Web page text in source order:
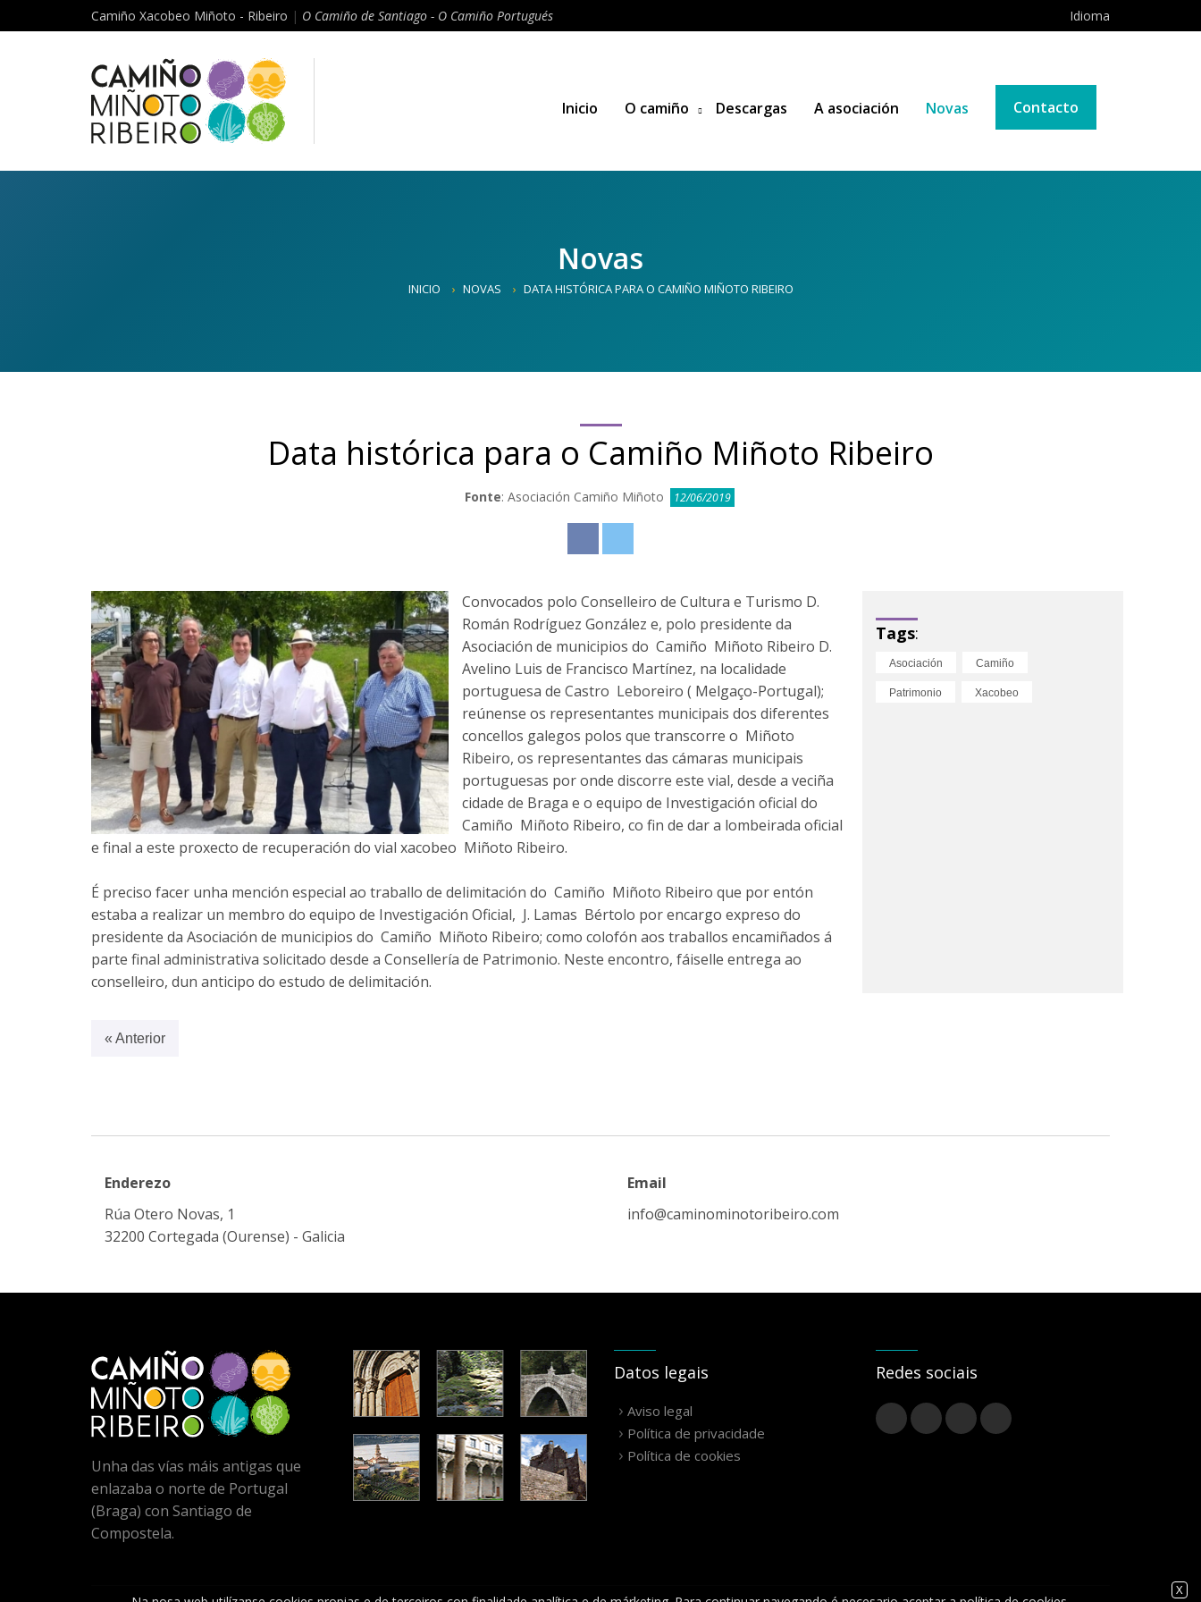
Camiño Xacobeo Miñoto - Ribeiro | O Camiño de Santiago - O Camiño Portugués Idioma
Inicio O camiño Descargas A asociación Novas Contacto
Novas
INICIO NOVAS DATA HISTÓRICA PARA O CAMIÑO MIÑOTO RIBEIRO
Data histórica para o Camiño Miñoto Ribeiro
Fonte: Asociación Camiño Miñoto 12/06/2019
Convocados polo Conselleiro de Cultura e Turismo D.
Román Rodríguez González e, polo presidente da
Asociación de municipios do Camiño Miñoto Ribeiro D.
Avelino Luis de Francisco Martínez, na localidade
portuguesa de Castro Leboreiro ( Melgaço-Portugal);
reúnense os representantes municipais dos diferentes
concellos galegos polos que transcorre o Miñoto
Ribeiro, os representantes das cámaras municipais
portuguesas por onde discorre este vial, desde a veciña
cidade de Braga e o equipo de Investigación oficial do
Camiño Miñoto Ribeiro, co fin de dar a lombeirada oficial
e final a este proxecto de recuperación do vial xacobeo Miñoto Ribeiro.
É preciso facer unha mención especial ao traballo de delimitación do Camiño Miñoto Ribeiro que por entón
estaba a realizar un membro do equipo de Investigación Oficial, J. Lamas Bértolo por encargo expreso do
presidente da Asociación de municipios do Camiño Miñoto Ribeiro; como colofón aos traballos encamiñados á
parte final administrativa solicitado desde a Consellería de Patrimonio. Neste encontro, fáiselle entrega ao
conselleiro, dun anticipo do estudo de delimitación.
Tags:
Asociación Camiño
Patrimonio Xacobeo
« Anterior
Enderezo
Rúa Otero Novas, 1
32200 Cortegada (Ourense) - Galicia
Email
info@caminominotoribeiro.com
Unha das vías máis antigas que
enlazaba o norte de Portugal
(Braga) con Santiago de
Compostela.
Datos legais
Aviso legal
Política de privacidade
Política de cookies
Redes sociais
X